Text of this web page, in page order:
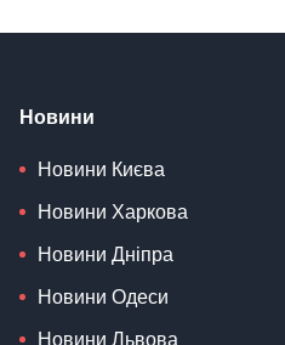
Новини
Новини Києва
Новини Харкова
Новини Дніпра
Новини Одеси
Новини Львова